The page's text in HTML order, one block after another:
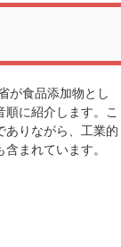
が食品添加物とし
に紹介します。こ
ありながら、工業的
まれています。